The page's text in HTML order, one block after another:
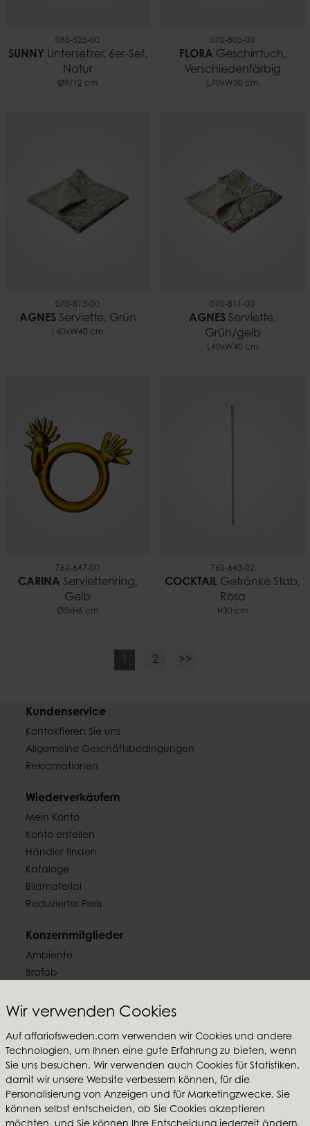
Wir verwenden Cookies
Auf affariofsweden.com verwenden wir Cookies und andere
Technologien, um Ihnen eine gute Erfahrung zu bieten, wenn
Sie uns besuchen. Wir verwenden auch Cookies für Statistiken,
damit wir unsere Website verbessern können, für die
Personalisierung von Anzeigen und für Marketingzwecke. Sie
können selbst entscheiden, ob Sie Cookies akzeptieren
085-525-00
SUNNY Untersetzer, 6er-Set,
Natur
Ø9/12 cm
070-805-00
FLORA Geschirrtuch,
Verschiedenfärbig
L70xW50 cm
070-813-00
AGNESServiette, Grün
L40xW40 cm
070-811-00
AGNES Serviette,
Grün/gelb
L40xW40 cm
762-647-00
CARINA Serviettenring,
Gelb
Ø5xH6 cm
762-643-02
COCKTAIL Getränke Stab,
Rosa
H30 cm
1 2 >>
Kundenservice
Kontaktieren Sie uns
Allgemeine Geschäftsbedingungen
Reklamationen
Wiederverkäufern
Mein Konto
Konto erstellen
Händler finden
Kataloge
Bildmaterial
Reduzierter Preis
Konzernmitglieder
Ambiente
Brafab
Furninova
Folgen Sie uns